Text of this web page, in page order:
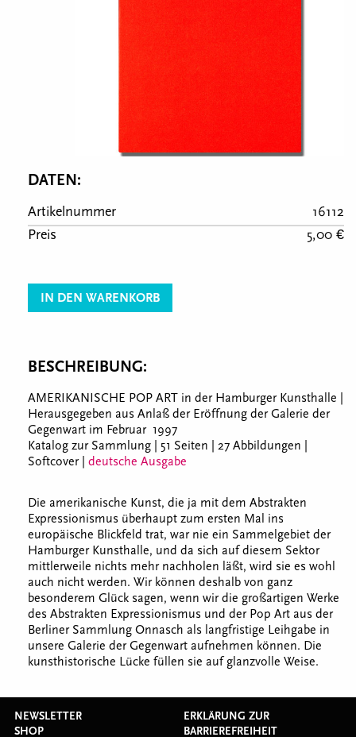
DATEN:
Artikelnummer
16112
Preis
5,00 €
IN DEN WARENKORB
BESCHREIBUNG:
AMERIKANISCHE POP ART in der Hamburger Kunsthalle |
Herausgegeben aus Anlaß der Eröffnung der Galerie der
Gegenwart im Februar 1997
Katalog zur Sammlung | 51 Seiten | 27 Abbildungen |
Softcover | deutsche Ausgabe
Die amerikanische Kunst, die ja mit dem Abstrakten
Expressionismus überhaupt zum ersten Mal ins
europäische Blickfeld trat, war nie ein Sammelgebiet der
Hamburger Kunsthalle, und da sich auf diesem Sektor
mittlerweile nichts mehr nachholen läßt, wird sie es wohl
auch nicht werden. Wir können deshalb von ganz
besonderem Glück sagen, wenn wir die großartigen Werke
des Abstrakten Expressionismus und der Pop Art aus der
Berliner Sammlung Onnasch als langfristige Leihgabe in
unsere Galerie der Gegenwart aufnehmen können. Die
kunsthistorische Lücke füllen sie auf glanzvolle Weise.
NEWSLETTER
SHOP
ERKLÄRUNG ZUR
BARRIEREFREIHEIT